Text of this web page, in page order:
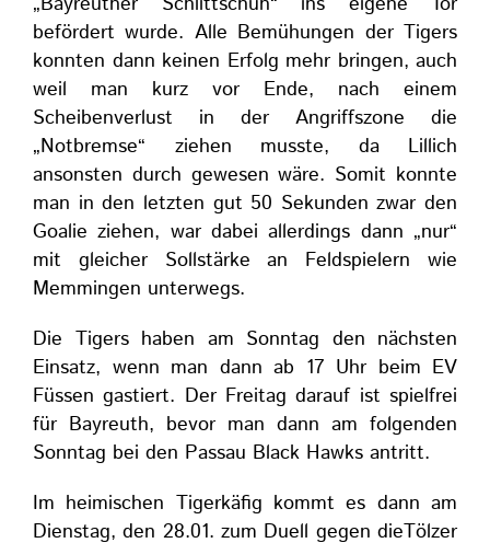
befördert wurde. Alle Bemühungen der Tigers
konnten dann keinen Erfolg mehr bringen, auch
weil man kurz vor Ende, nach einem
Scheibenverlust in der Angriffszone die
„Notbremse“ ziehen musste, da Lillich
ansonsten durch gewesen wäre. Somit konnte
man in den letzten gut 50 Sekunden zwar den
Goalie ziehen, war dabei allerdings dann „nur“
mit gleicher Sollstärke an Feldspielern wie
Memmingen unterwegs.
Die Tigers haben am Sonntag den nächsten
Einsatz, wenn man dann ab 17 Uhr beim EV
Füssen gastiert. Der Freitag darauf ist spielfrei
für Bayreuth, bevor man dann am folgenden
Sonntag bei den Passau Black Hawks antritt.
Im heimischen Tigerkäfig kommt es dann am
Dienstag, den 28.01. zum Duell gegen dieTölzer